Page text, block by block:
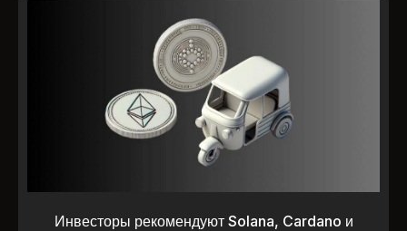
Инвесторы рекомендуют Solana, Cardano и